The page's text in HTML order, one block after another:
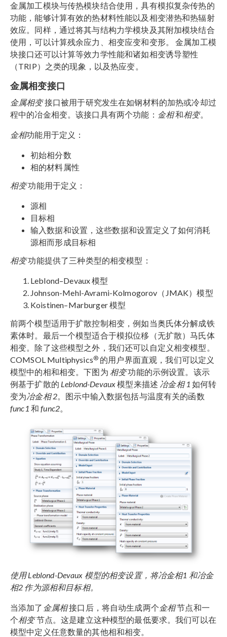
金属加工模块与传热模块结合使用，具有模拟复杂传热的
功能，能够计算有效的热材料性能以及相变潜热和热辐射
效应。同样，通过将其与结构力学模块及其附加模块结合
使用，可以计算残余应力、相变应变和变形。 金属加工模
块接口还可以计算等效力学性能和诸如相变诱导塑性
（TRIP）之类的现象，以及热应变。
金属相变接口
金属相变接口被用于研究发生在如钢材料的加热或冷却过
程中的冶金相变。该接口具有两个功能： 金相和相变。
金相功能用于定义：
初始相分数
相的材料属性
相变功能用于定义：
源相
目标相
输入数据和设置，这些数据和设置定义了如何消耗
源相而形成目标相
相变功能提供了三种类型的相变模型：
Leblond–Devaux 模型
Johnson-Mehl-Avrami-Kolmogorov（JMAK）模型
Koistinen–Marburger 模型
前两个模型适用于扩散控制相变，例如当奥氏体分解成铁
素体时。最后一个模型适合于模拟位移（无扩散）马氏体
相变。除了这些模型之外，我们还可以自定义相变模型。
COMSOL Multiphysics® 的用户界面直观，我们可以定义
模型中的相和相变。下图为 相变功能的示例设置。该示
例基于扩散的 Leblond-Devaux模型来描述 冶金相1 如何转
变为冶金相2。图示中输入数据包括与温度有关的函数
func1 和func2。
使用 Leblond-Devaux 模型的相变设置，将冶金相1 和冶金
相2 作为源相和目标相。
当添加了 金属相接口后，将自动生成两个金相节点和一
个相变节点。这是建立这种模型的最低要求。我们可以在
模型中定义任意数量的其他相和相变。